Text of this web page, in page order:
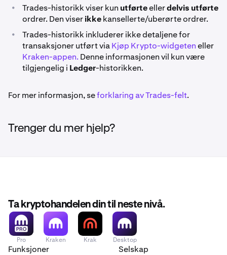
• Trades-historikk viser kun utførteellerdelvis utførte
ordrer. Den viserikkekansellerte/uberørte ordrer.
•
Trades-historikk inkluderer ikke detaljene for
transaksjoner utført viaKjøp Krypto-widgeteneller
Kraken-appen. Denne informasjonen vil kun være
tilgjengelig i Ledger-historikken.
For mer informasjon, seforklaring av Trades-felt.
Trenger du mer hjelp?
Ta kryptohandelen din til neste nivå.
Pro Kraken Krak Desktop
Funksjoner Selskap